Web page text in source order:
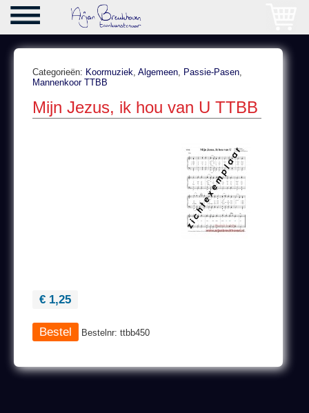
Categorieën: Koormuziek, Algemeen, Passie-Pasen,
Mannenkoor TTBB
Mijn Jezus, ik hou van U TTBB
€ 1,25
Bestelnr: ttbb450